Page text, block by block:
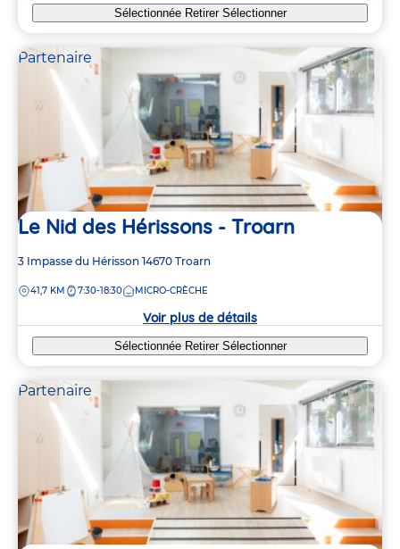
Sélectionnée Retirer Sélectionner
Partenaire
Le Nid des Hérissons - Troarn
Adresse
la
3 Impasse du Hérisson 14670 Troarn
DISTANCE
41,7 KM 7:30-18:30 MICRO-CRÈCHE
Voir plus de détails
Sélectionnée Retirer Sélectionner
Partenaire